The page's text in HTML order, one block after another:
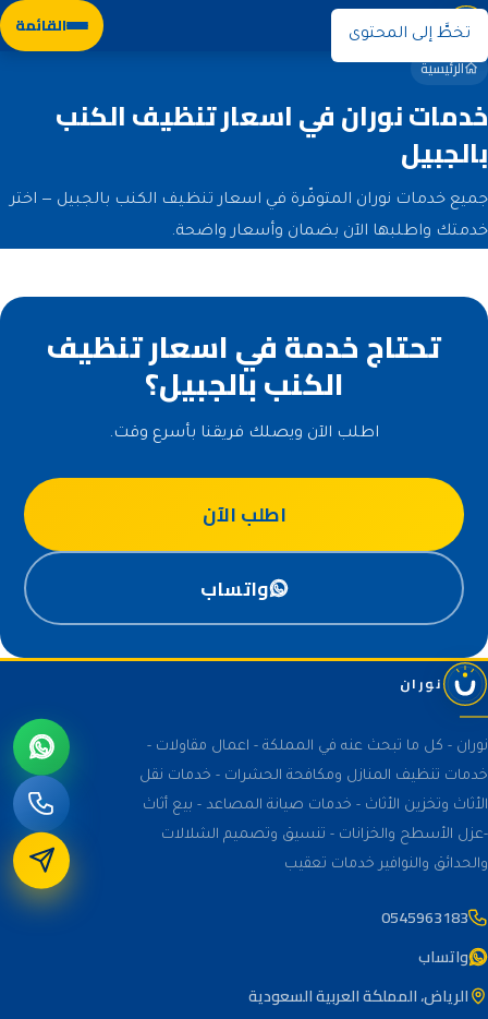
تخطَّ إلى المحتوى القائمة نوران
الرئيسية
خدمات نوران في اسعار تنظيف الكنب
بالجبيل
جميع خدمات نوران المتوفّرة في اسعار تنظيف الكنب بالجبيل — اختر
خدمتك واطلبها الآن بضمان وأسعار واضحة.
تحتاج خدمة في اسعار تنظيف
الكنب بالجبيل؟
اطلب الآن ويصلك فريقنا بأسرع وقت.
اطلب الآن
واتساب
نوران
نوران - كل ما تبحث عنه في المملكة - اعمال مقاولات -
خدمات تنظيف المنازل ومكافحة الحشرات - خدمات نقل
الأثاث وتخزين الأثاث - خدمات صيانة المصاعد - بيع أثاث
-عزل الأسطح والخزانات - تنسيق وتصميم الشلالات
والحدائق والنوافير خدمات تعقيب
0545963183
واتساب
الرياض، المملكة العربية السعودية